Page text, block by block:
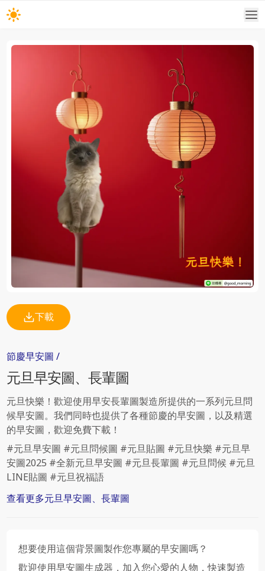
下載
節慶早安圖 /
元旦早安圖、長輩圖
元旦快樂！歡迎使用早安長輩圖製造所提供的一系列元旦問
候早安圖。我們同時也提供了各種節慶的早安圖，以及精選
的早安圖，歡迎免費下載！
#元旦早安圖 #元旦問候圖 #元旦貼圖 #元旦快樂 #元旦早
安圖2025 #全新元旦早安圖 #元旦長輩圖 #元旦問候 #元旦
LINE貼圖 #元旦祝福語
查看更多元旦早安圖、長輩圖
想要使用這個背景圖製作您專屬的早安圖嗎？
歡迎使用早安圖生成器，加入您心愛的人物，快速製造